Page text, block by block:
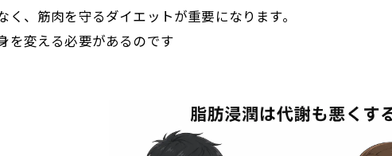
、筋肉を守るダイエットが重要になります。
を変える必要があるのです